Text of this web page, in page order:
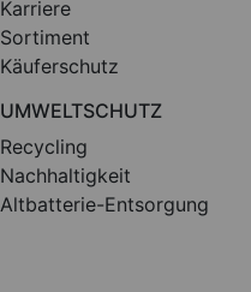
Karriere
Sortiment
Käuferschutz
UMWELTSCHUTZ
Recycling
Nachhaltigkeit
Altbatterie-Entsorgung